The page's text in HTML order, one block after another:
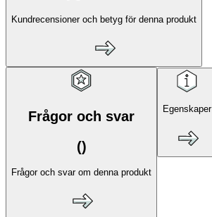
Kundrecensioner och betyg för denna produkt
Frågor och svar
()
Frågor och svar om denna produkt
Egenskaper